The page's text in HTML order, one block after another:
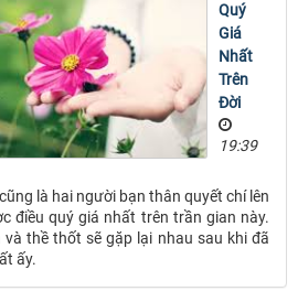
Quý
Giá
Nhất
Trên
Ðời
19:39
là hai người bạn thân quyết chí lên
điều quý giá nhất trên trần gian này.
thề thốt sẽ gặp lại nhau sau khi đã
ấy.